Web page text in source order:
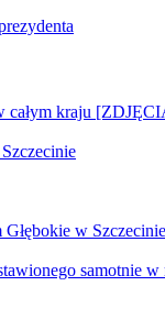
całym kraju
w Szczecinie
samotnie w